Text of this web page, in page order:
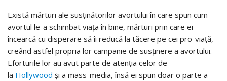
Există mărturi ale susținătorilor avortului în care spun cum
avortul le-a schimbat viața în bine, mărturi prin care ei
încearcă cu disperare să îi reducă la tăcere pe cei pro-viață,
creând astfel propria lor campanie de susținere a avortului.
Eforturile lor au avut parte de atenția celor de
la Hollywood și a mass-media, însă ei spun doar o parte a